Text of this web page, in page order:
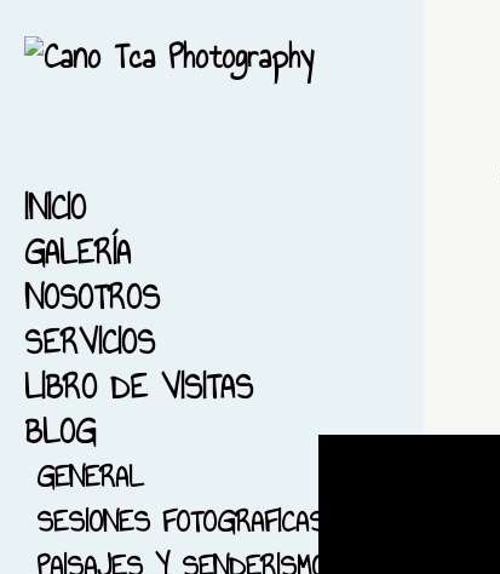
INICIO
GALERÍA
1-ACUARELA-BARCELONA
2-EL MAR...ACUARELA
3-ACUARELA FIESTA MAYOR
4-FONDO NEGRO
5-ACUARELIZANDO MI
CIUDAD
6-PHOTO RUNNING
NOSOTROS
SERVICIOS
LIBRO DE VISITAS
BLOG
GENERAL
SESIONES FOTOGRAFICAS